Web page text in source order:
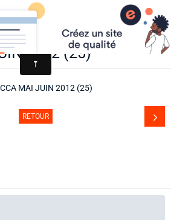
2012 (25)
RETOUR